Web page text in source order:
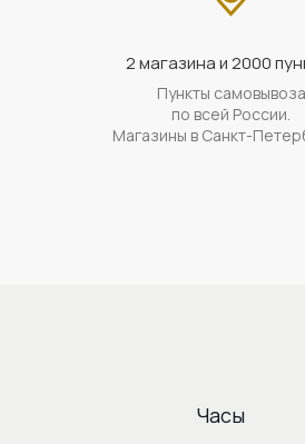
2 магазина и 2000
Пункты самовывоза
по всей России.
Магазины в Санкт-
Часы